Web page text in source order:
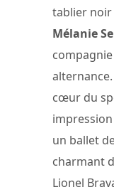
tablier noir
Mélanie
cœur du
un ballet
charmant
Lionel